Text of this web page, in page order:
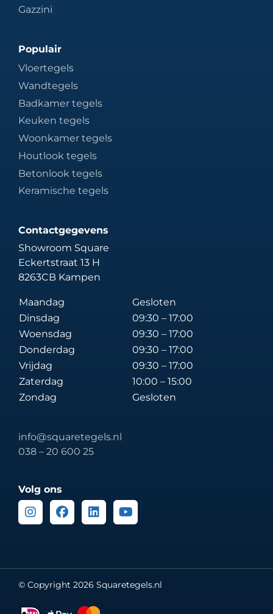
Gazzini
Populair
Vloertegels
Wandtegels
Badkamer tegels
Keuken tegels
Woonkamer tegels
Houtlook tegels
Betonlook tegels
Keramische tegels
Contactgegevens
Showroom Square
Eckertstraat 13 H
8263CB Kampen
Maandag
Gesloten
Dinsdag
09:30 – 17:00
Woensdag
09:30 – 17:00
Donderdag
09:30 – 17:00
Vrijdag
09:30 – 17:00
Zaterdag
10:00 – 15:00
Zondag
Gesloten
info@squaretegels.nl
038 – 20 600 25
Volg ons
InstagramFacebook
LinkedinYoutube
© Copyright 2026 Squaretegels.nl